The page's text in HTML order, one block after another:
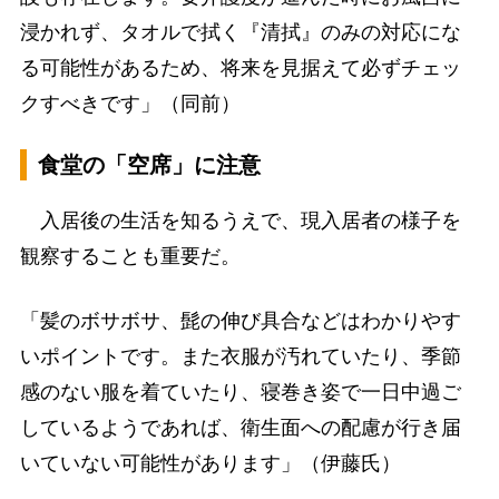
浸かれず、タオルで拭く『清拭』のみの対応にな
る可能性があるため、将来を見据えて必ずチェッ
クすべきです」（同前）
食堂の「空席」に注意
入居後の生活を知るうえで、現入居者の様子を
観察することも重要だ。
「髪のボサボサ、髭の伸び具合などはわかりやす
いポイントです。また衣服が汚れていたり、季節
感のない服を着ていたり、寝巻き姿で一日中過ご
しているようであれば、衛生面への配慮が行き届
いていない可能性があります」（伊藤氏）